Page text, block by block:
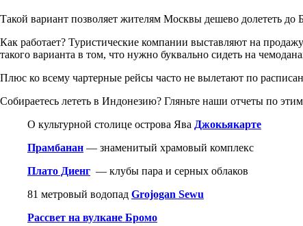
Такой вариант позволяет жителям Москвы дешево долететь
Как работает? Туристические компании выставляют на
такого варианта в том, что нужно буквально сидеть на
Плюс ко всему чартерные рейсы часто не вылетают по
Собираетесь лететь в Индонезию? Гляньте наши отчеты по
О культурной столице острова Ява Джокьякарте
Прамбанан — знаменитый храмовый комплекс
Плато Диенг — клубы пара и серных облаков
81 метровый водопад Grojogan Sewu
Рассвет на вулкане Бромо